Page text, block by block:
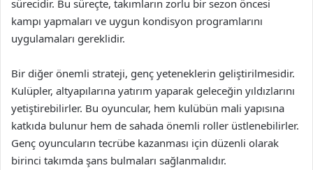
sürecidir. Bu süreçte, takımların zorlu bir sezon öncesi
kampı yapmaları ve uygun kondisyon programlarını
uygulamaları gereklidir.
Bir diğer önemli strateji, genç yeteneklerin geliştirilmesidir.
Kulüpler, altyapılarına yatırım yaparak geleceğin yıldızlarını
yetiştirebilirler. Bu oyuncular, hem kulübün mali yapısına
katkıda bulunur hem de sahada önemli roller üstlenebilirler.
Genç oyuncuların tecrübe kazanması için düzenli olarak
birinci takımda şans bulmaları sağlanmalıdır.